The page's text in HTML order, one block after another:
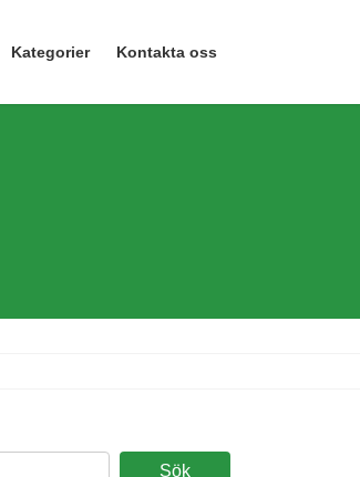
Kategorier Kontakta oss